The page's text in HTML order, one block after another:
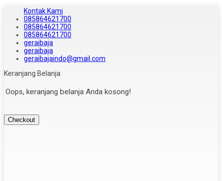
Kontak Kami
085864621700
085864621700
085864621700
geraibaja
geraibaja
geraibajaindo@gmail.com
Keranjang Belanja
Oops, keranjang belanja Anda kosong!
Checkout